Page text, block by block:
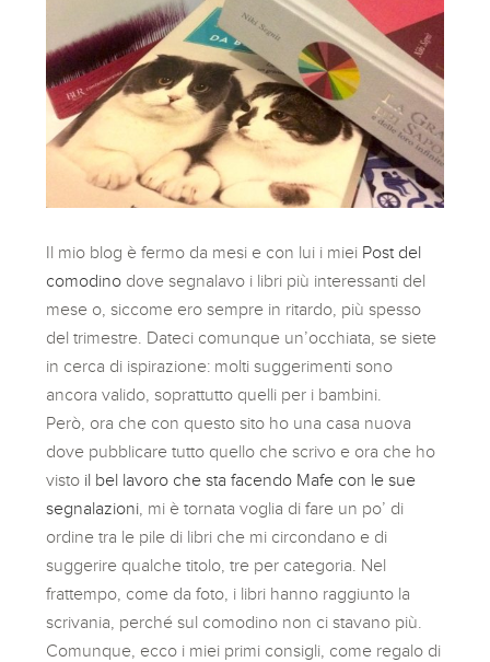
Il mio blog è fermo da mesi e con lui i miei Post del
comodino dove segnalavo i libri più interessanti del
mese o, siccome ero sempre in ritardo, più spesso
del trimestre. Dateci comunque un’occhiata, se siete
in cerca di ispirazione: molti suggerimenti sono
ancora valido, soprattutto quelli per i bambini.
Però, ora che con questo sito ho una casa nuova
dove pubblicare tutto quello che scrivo e ora che ho
visto il bel lavoro che sta facendo Mafe con le sue
segnalazioni , mi è tornata voglia di fare un po’ di
ordine tra le pile di libri che mi circondano e di
suggerire qualche titolo, tre per categoria. Nel
frattempo, come da foto, i libri hanno raggiunto la
scrivania, perché sul comodino non ci stavano più.
Comunque, ecco i miei primi consigli, come regalo di